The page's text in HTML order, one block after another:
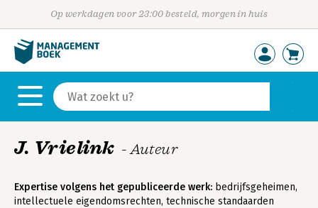
Op werkdagen voor 23:00 besteld, morgen in huis
J. Vrielink - Auteur
Expertise volgens het gepubliceerde werk: bedrijfsgeheimen,
intellectuele eigendomsrechten, technische standaarden